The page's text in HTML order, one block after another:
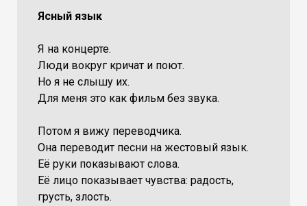
Ясный язык
Я на концерте.
Люди вокруг кричат и поют.
Но я не слышу их.
Для меня это как фильм без звука.
Потом я вижу переводчика.
Она переводит песни на жестовый язык.
Её руки показывают слова.
Её лицо показывает чувства: радость,
грусть, злость.